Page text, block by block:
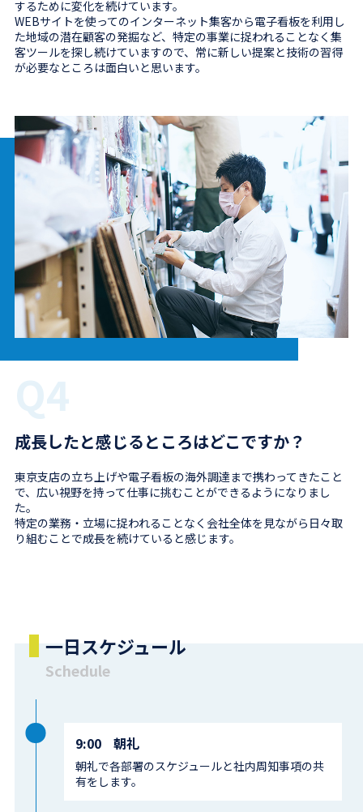
するために変化を続けています。
WEBサイトを使ってのインターネット集客から電子看板を利用し
た地域の潜在顧客の発掘など、特定の事業に捉われることなく集
客ツールを探し続けていますので、常に新しい提案と技術の習得
が必要なところは面白いと思います。
Q4
成長したと感じるところはどこですか？
東京支店の立ち上げや電子看板の海外調達まで携わってきたこと
で、広い視野を持って仕事に挑むことができるようになりまし
た。
特定の業務・立場に捉われることなく会社全体を見ながら日々取
り組むことで成長を続けていると感じます。
一日スケジュール
Schedule
9:00 朝礼
朝礼で各部署のスケジュールと社内周知事項の共
有をします。